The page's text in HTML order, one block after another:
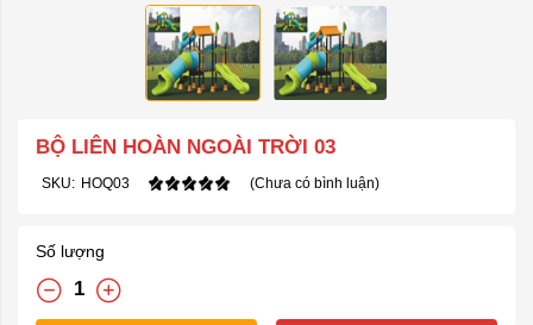
BỘ LIÊN HOÀN NGOÀI TRỜI 03
SKU: HOQ03 (Chưa có bình luận)
Số lượng